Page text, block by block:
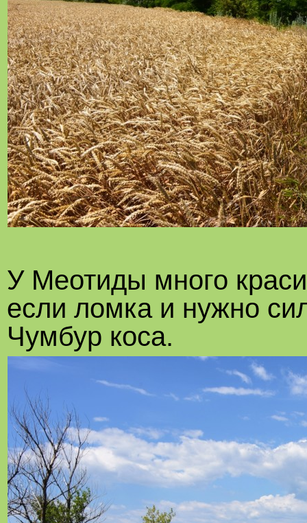
У Меотиды много
если ломка и нужно
Чумбур коса.